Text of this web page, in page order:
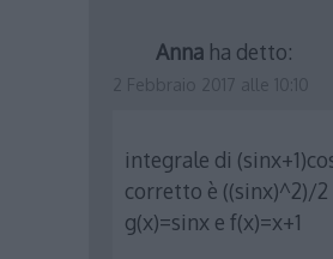
Anna ha detto:
integrale di
corretto è ((sinx)^2)/2
g(x)=sinx e f(x)=x+1